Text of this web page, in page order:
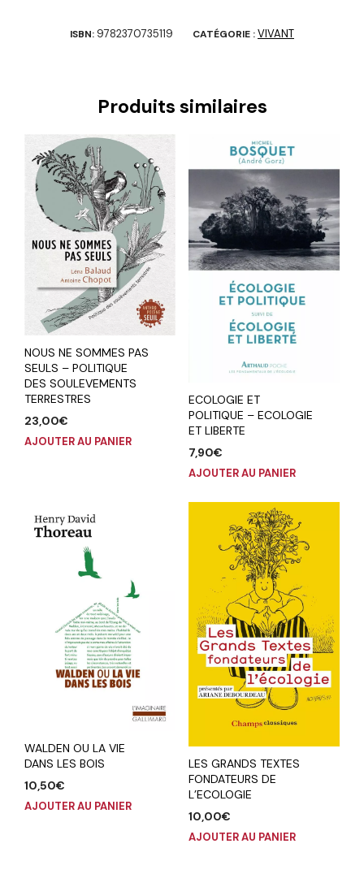
ISBN: 9782370735119 CATÉGORIE :VIVANT
Produits similaires
NOUS NE SOMMES PAS
SEULS – POLITIQUE
DES SOULEVEMENTS
TERRESTRES
23,00€
AJOUTER AU PANIER
ECOLOGIE ET
POLITIQUE – ECOLOGIE
ET LIBERTE
7,90€
AJOUTER AU PANIER
WALDEN OU LA VIE
DANS LES BOIS
10,50€
AJOUTER AU PANIER
LES GRANDS TEXTES
FONDATEURS DE
L’ECOLOGIE
10,00€
AJOUTER AU PANIER